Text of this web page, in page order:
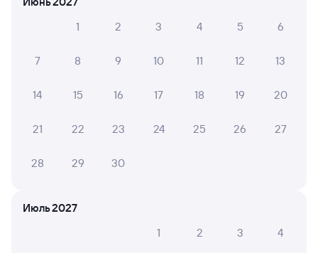
1
2 3 4 5 6
7 8 9 10 11 12 13
14 15 16 17 18 19 20
21 22 23 24 25 26 27
28 29 30
Июль 2027
1
2 3 4